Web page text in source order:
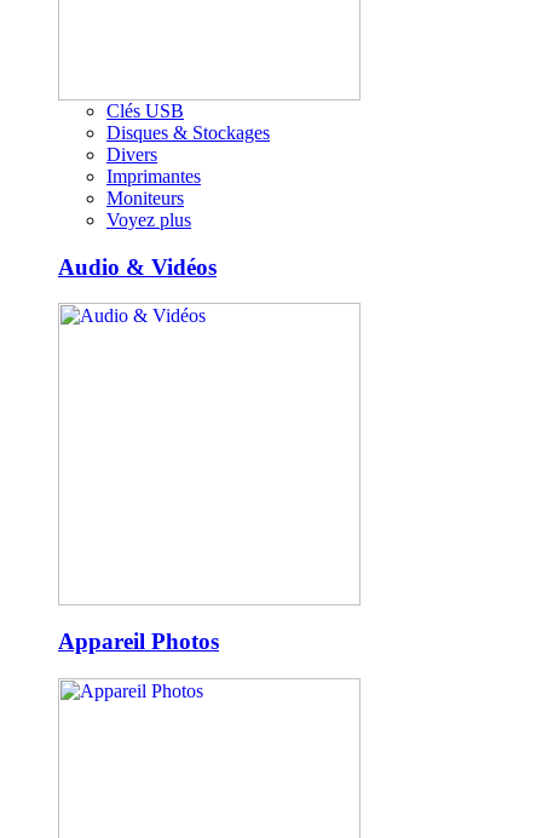
Clés USB
Disques & Stockages
Divers
Imprimantes
Moniteurs
Voyez plus
Audio & Vidéos
Appareil Photos